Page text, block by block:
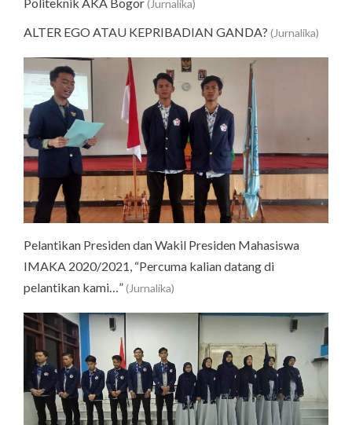
(Jurnalika)
ALTER EGO ATAU KEPRIBADIAN GANDA? (Jurnalika)
Pelantikan Presiden dan Wakil Presiden Mahasiswa
IMAKA 2020/2021, “Percuma kalian datang di
pelantikan kami…”(Jurnalika)